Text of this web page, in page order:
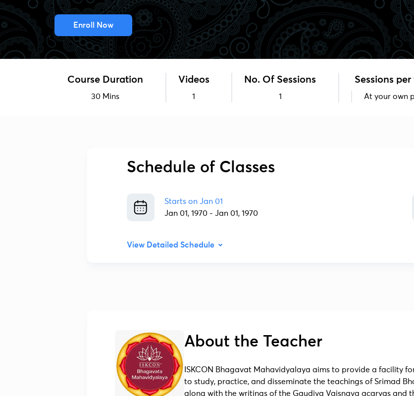
Enroll Now
Course Duration
30 Mins
Videos
1
No. Of Sessions
1
Sessions per
At your own
Schedule of Classes
Starts on Jan 01
Jan 01, 1970 - Jan 01, 1970
View Detailed Schedule
About the Teacher
ISKCON Bhagavat Mahavidyalaya aims to provide a facility
to study, practice, and disseminate the teachings of Srimad
along with the writings of the Gaudiya Vaisnava acaryas and